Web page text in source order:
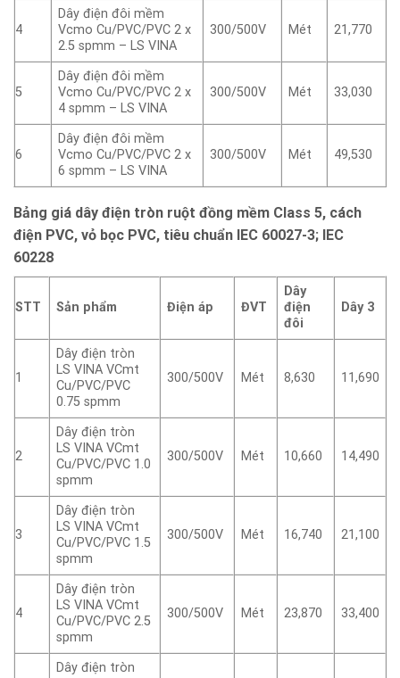
4
Dây điện đôi mềm
Vcmo Cu/PVC/PVC 2 x
2.5 spmm – LS VINA
300/500V Mét 21,770
5
Dây điện đôi mềm
Vcmo Cu/PVC/PVC 2 x
4 spmm – LS VINA
300/500V Mét 33,030
6
Dây điện đôi mềm
Vcmo Cu/PVC/PVC 2 x
6 spmm – LS VINA
300/500V Mét 49,530
Bảng giá dây điện tròn ruột đồng mềm Class 5, cách
điện PVC, vỏ bọc PVC, tiêu chuẩn IEC 60027-3; IEC
60228
STT Sản phẩm Điện áp ĐVT
Dây
điện
đôi
Dây 3
1
Dây điện tròn
LS VINA VCmt
Cu/PVC/PVC
0.75 spmm
300/500V Mét 8,630 11,690
2
Dây điện tròn
LS VINA VCmt
Cu/PVC/PVC 1.0
spmm
300/500V Mét 10,660 14,490
3
Dây điện tròn
LS VINA VCmt
Cu/PVC/PVC 1.5
spmm
300/500V Mét 16,740 21,100
4
Dây điện tròn
LS VINA VCmt
Cu/PVC/PVC 2.5
spmm
300/500V Mét 23,870 33,400
Dây điện tròn